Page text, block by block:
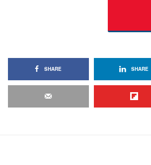
SHARE SHARE